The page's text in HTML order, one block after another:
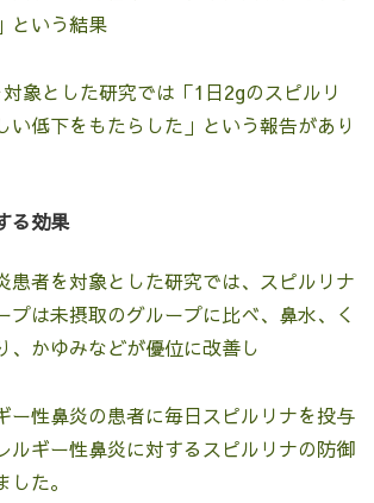
という結果
象とした研究では「1日2gのスピルリ
い低下をもたらした」という報告があり
る効果
患者を対象とした研究では、スピルリナ
プは未摂取のグループに比べ、鼻水、く
、かゆみなどが優位に改善し
ー性鼻炎の患者に毎日スピルリナを投与
ルギー性鼻炎に対するスピルリナの防御
た。